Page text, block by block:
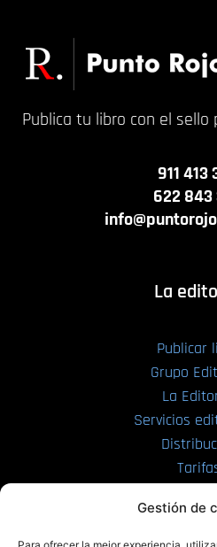
Gestión de
Publica tu libro con el
911 413
622 843
La
Publicar
Grupo
La
Servicios